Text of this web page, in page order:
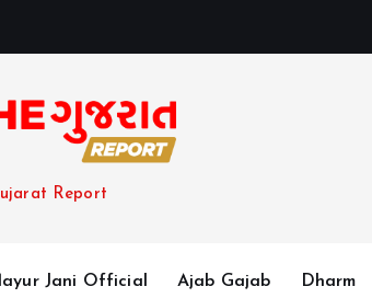
Report
Jani Official Ajab Gajab Dharm